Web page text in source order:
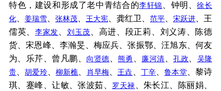
特色，建设和形成了老中青结合的李轩锦、钟明、徐长
化、 姜瑞雪、 张林茂、王大宪、龚红卫、范平、宋跃进、王
儒英、李家发、 刘玉茂、高进、段正莉、刘义涛、陈德
货、宋恩峰、李瀚旻、梅应兵、张振鄂、汪旭东、何友
为、乐芹、曾凡鹏、
向贤德、 熊勇 、 廉河清、孔政、 吴隆
贵、胡爱玲、 柳新樵、 肖早梅、王垚 、 丁辛、鲁本堂、黎诗
琪、蹇峰、让敏、张波茹、
罗天禄、朱长江、陈丽娟、